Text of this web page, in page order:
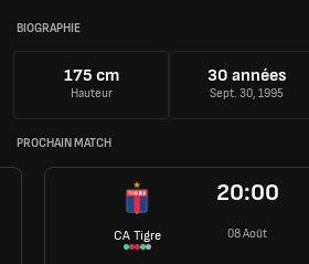
BIOGRAPHIE
175 cm
Hauteur
30 années
Sept. 30, 1995
PROCHAIN MATCH
CA Tigre
20:00
08 Août